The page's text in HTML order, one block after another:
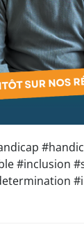
#inclusion